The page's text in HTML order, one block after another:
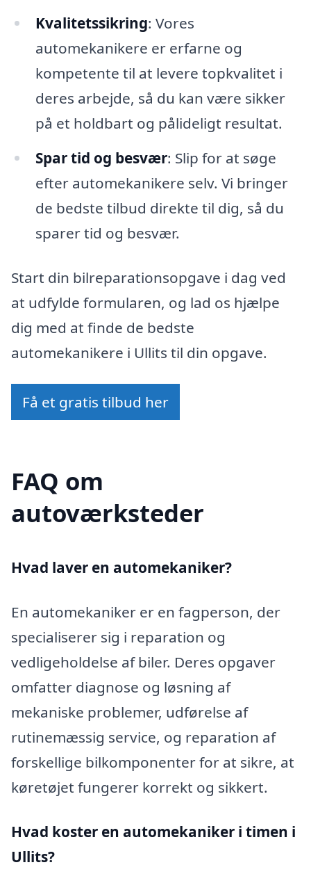
Kvalitetssikring: Vores
automekanikere er erfarne og
kompetente til at levere topkvalitet i
deres arbejde, så du kan være sikker
på et holdbart og pålideligt resultat.
Spar tid og besvær: Slip for at søge
efter automekanikere selv. Vi bringer
de bedste tilbud direkte til dig, så du
sparer tid og besvær.
Start din bilreparationsopgave i dag ved
at udfylde formularen, og lad os hjælpe
dig med at finde de bedste
automekanikere i Ullits til din opgave.
Få et gratis tilbud her
FAQ om
autoværksteder
Hvad laver en automekaniker?
En automekaniker er en fagperson, der
specialiserer sig i reparation og
vedligeholdelse af biler. Deres opgaver
omfatter diagnose og løsning af
mekaniske problemer, udførelse af
rutinemæssig service, og reparation af
forskellige bilkomponenter for at sikre, at
køretøjet fungerer korrekt og sikkert.
Hvad koster en automekaniker i timen i
Ullits?